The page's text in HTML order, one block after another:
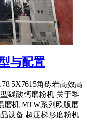
与配置
5X7615角砾岩高效高
碳酸钙磨粉机 关于黎
磨机 MTW系列欧版磨
设备 超压梯形磨粉机